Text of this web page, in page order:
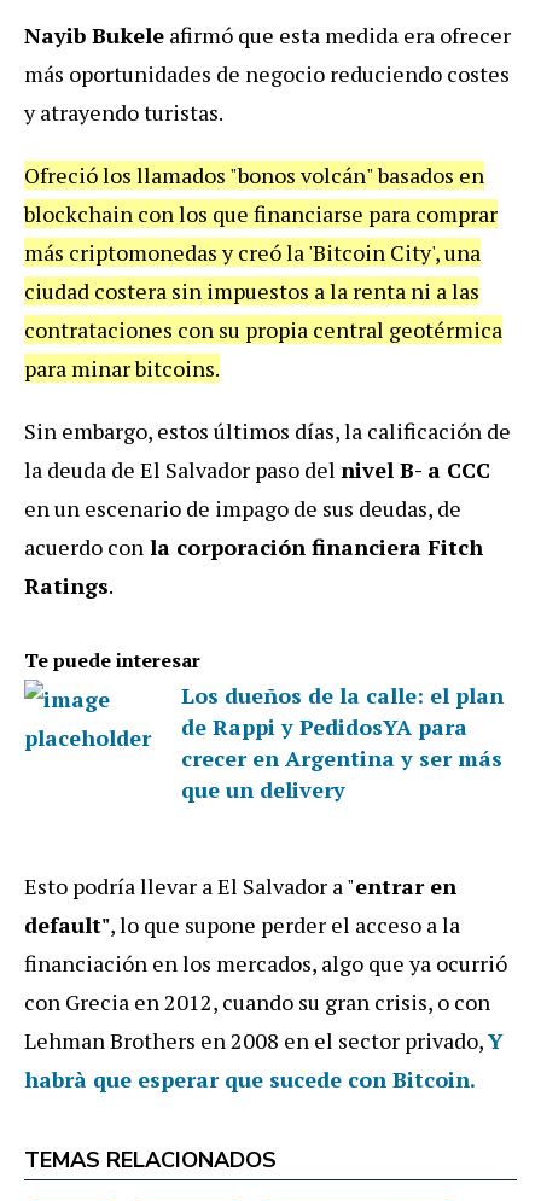
Nayib Bukele afirmó que esta medida era ofrecer
más oportunidades de negocio reduciendo costes
y atrayendo turistas.
Ofreció los llamados "bonos volcán" basados en
blockchain con los que financiarse para comprar
más criptomonedas y creó la 'Bitcoin City', una
ciudad costera sin impuestos a la renta ni a las
contrataciones con su propia central geotérmica
para minar bitcoins.
Sin embargo, estos últimos días, la calificación de
la deuda de El Salvador paso del nivel B- a CCC
en un escenario de impago de sus deudas, de
acuerdo con la corporación financiera Fitch
Ratings.
Te puede interesar
Los dueños de la calle: el plan
de Rappi y PedidosYA para
crecer en Argentina y ser más
que un delivery
Esto podría llevar a El Salvador a "entrar en
default", lo que supone perder el acceso a la
financiación en los mercados, algo que ya ocurrió
con Grecia en 2012, cuando su gran crisis, o con
Lehman Brothers en 2008 en el sector privado,Y
habrà que esperar que sucede con Bitcoin.
TEMAS RELACIONADOS